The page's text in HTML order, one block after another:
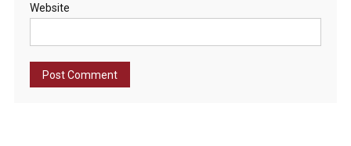
Website